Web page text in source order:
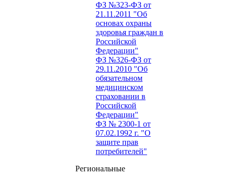
ФЗ №323-ФЗ от
21.11.2011 "Об
основах охраны
здоровья граждан в
Российской
Федерации"
ФЗ №326-ФЗ от
29.11.2010 "Об
обязательном
медицинском
страховании в
Российской
Федерации"
ФЗ № 2300-1 от
07.02.1992 г. "О
защите прав
потребителей"
Региональные